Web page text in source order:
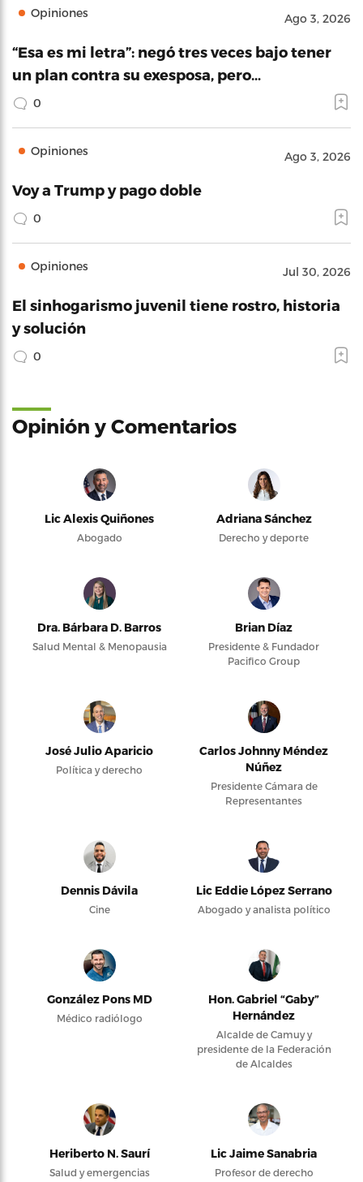
Opiniones Ago 3, 2026
“Esa es mi letra”: negó tres veces bajo tener
un plan contra su exesposa, pero…
0
Opiniones Ago 3, 2026
Voy a Trump y pago doble
0
Opiniones Jul 30, 2026
El sinhogarismo juvenil tiene rostro, historia
y solución
0
Opinión y Comentarios
Lic Alexis Quiñones
Abogado
Adriana Sánchez
Derecho y deporte
Dra. Bárbara D. Barros
Salud Mental & Menopausia
Brian Díaz
Presidente & Fundador
Pacifico Group
José Julio Aparicio
Política y derecho
Carlos Johnny Méndez
Núñez
Presidente Cámara de
Representantes
Dennis Dávila
Cine
Lic Eddie López Serrano
Abogado y analista político
González Pons MD
Médico radiólogo
Hon. Gabriel “Gaby”
Hernández
Alcalde de Camuy y
presidente de la Federación
de Alcaldes
Heriberto N. Saurí
Salud y emergencias
Lic Jaime Sanabria
Profesor de derecho